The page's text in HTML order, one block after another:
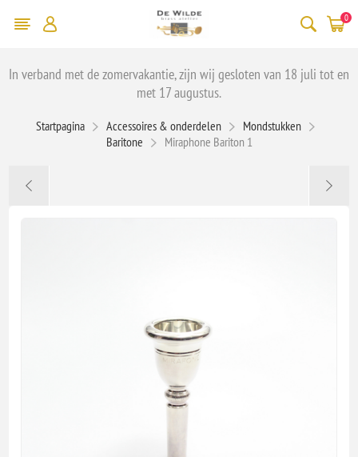
0
In verband met de zomervakantie, zijn wij gesloten van 18 juli tot en
met 17 augustus.
Startpagina Accessoires & onderdelen
Mondstukken
Baritone
Miraphone Bariton 1